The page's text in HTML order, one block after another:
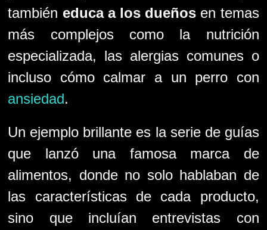
también educa a los dueños en temas
más complejos como la nutrición
especializada, las alergias comunes o
incluso cómo calmar a un perro con
ansiedad.
Un ejemplo brillante es la serie de guías
que lanzó una famosa marca de
alimentos, donde no solo hablaban de
las características de cada producto,
sino que incluían entrevistas con